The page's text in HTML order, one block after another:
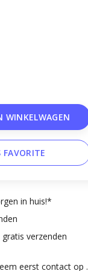
WINKELWAGEN
FAVORITE
in huis!*
verzenden
eerst contact op .